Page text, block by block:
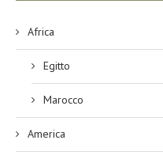
Africa
Egitto
Marocco
America